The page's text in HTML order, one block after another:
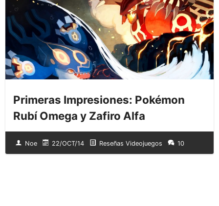
Primeras Impresiones: Pokémon
Rubí Omega y Zafiro Alfa
Noe 22/OCT/14 Reseñas Videojuegos 10